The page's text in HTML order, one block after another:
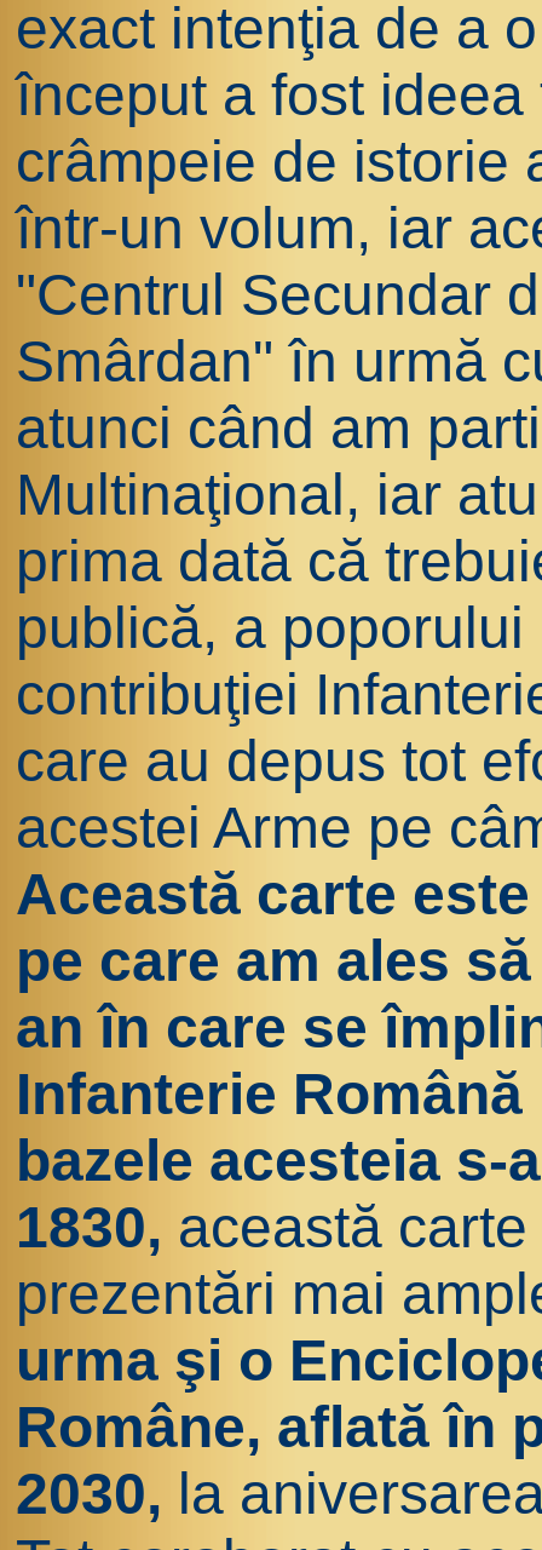
exact intenţia de a
început a fost
crâmpeie de istorie
într-un volum, iar
"Centrul Secundar
Smârdan" în urmă
atunci când am
Multinaţional, iar
prima dată că
publică, a
contribuţiei
care au depus tot
acestei Arme pe
Această carte
pe care am ales
an în care se
Infanterie
bazele acesteia s-
1830, această
prezentări mai
urma şi o
Române, aflată în
2030, la